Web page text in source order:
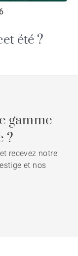
été ?
gamme
?
recevez notre
et nos